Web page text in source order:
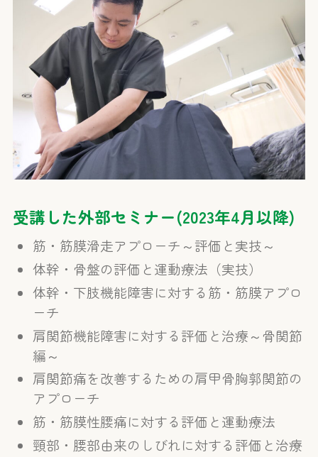
受講した外部セミナー(2023年4月以降)
筋・筋膜滑走アプローチ～評価と実技～
体幹・骨盤の評価と運動療法（実技）
体幹・下肢機能障害に対する筋・筋膜アプロ
ーチ
肩関節機能障害に対する評価と治療～骨関節
編～
肩関節痛を改善するための肩甲骨胸郭関節の
アプローチ
筋・筋膜性腰痛に対する評価と運動療法
頸部・腰部由来のしびれに対する評価と治療